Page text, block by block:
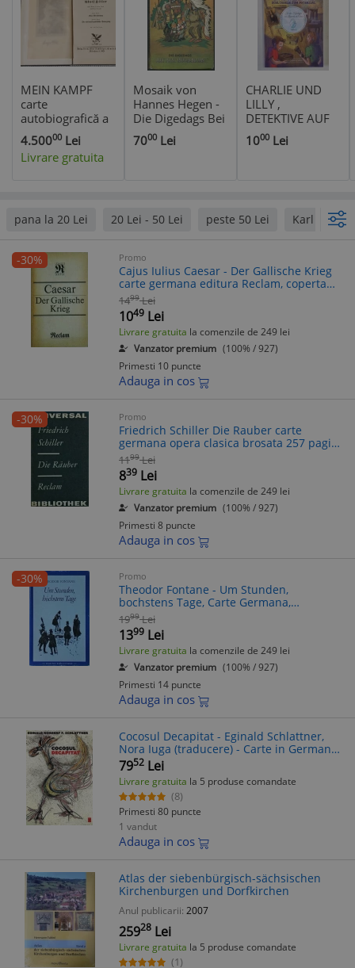
MEIN KAMPF
carte
autobiografică a
lui Adolf Hitler
4.50000 Lei
Livrare gratuita
Mosaik von
Hannes Hegen -
Die Digedags Bei
den Indianern -
benzi desenate
7000 Lei
CHARLIE UND
LILLY ,
DETEKTIVE AUF
DER SUCHE
NACH DEN
POHONTU und
2024 *TEX
1000 Lei
pana la 20 Lei 20 Lei - 50 Lei peste 50 Lei Karl May
-30% Promo
Cajus Iulius Caesar - Der Gallische Krieg
carte germana editura Reclam, coperta
brosata, 320 pagini, anul aparitiei 1988,
limba germana
1499 Lei
1049 Lei
Livrare gratuita la comenzile de 249 lei
Vanzator premium (100% / 927)
Primesti 10 puncte
Adauga in cos
-30% Promo
Friedrich Schiller Die Rauber carte
germana opera clasica brosata 257 pagini
editura Reclam 1977 stare buna
1199 Lei
839 Lei
Livrare gratuita la comenzile de 249 lei
Vanzator premium (100% / 927)
Primesti 8 puncte
Adauga in cos
-30% Promo
Theodor Fontane - Um Stunden,
bochstens Tage, Carte Germana,
Cartonata, 157 Pagini, Editura
Kinderbuch, An 1987
1999 Lei
1399 Lei
Livrare gratuita la comenzile de 249 lei
Vanzator premium (100% / 927)
Primesti 14 puncte
Adauga in cos
Cocosul Decapitat - Eginald Schlattner,
Nora Iuga (traducere) - Carte in Germana,
Fagaras, Al Doilea Razboi Mondial
7952 Lei
Livrare gratuita la 5 produse comandate
(8)
Primesti 80 puncte
1 vandut
Adauga in cos
Atlas der siebenbürgisch-sächsischen
Kirchenburgen und Dorfkirchen
Anul publicarii: 2007
25928 Lei
Livrare gratuita la 5 produse comandate
(1)